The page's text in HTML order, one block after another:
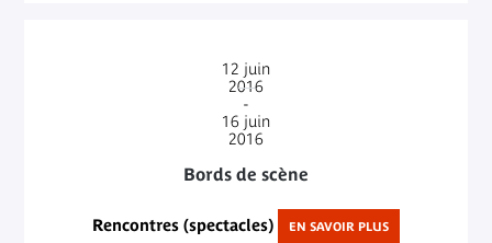
12 juin
2016
-
16 juin
2016
Bords de scène
Rencontres (spectacles) EN SAVOIR PLUS